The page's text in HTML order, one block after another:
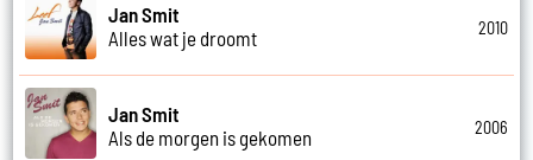
Jan Smit
Alles wat je droomt
2010
Jan Smit
Als de morgen is gekomen
2006